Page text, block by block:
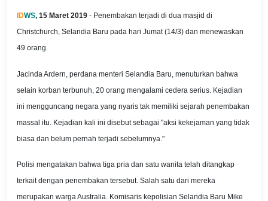
IDWS, 15 Maret 2019 - Penembakan terjadi di dua masjid di
Christchurch, Selandia Baru pada hari Jumat (14/3) dan menewaskan
49 orang.
Jacinda Ardern, perdana menteri Selandia Baru, menuturkan bahwa
selain korban terbunuh, 20 orang mengalami cedera serius. Kejadian
ini mengguncang negara yang nyaris tak memiliki sejarah penembakan
massal itu. Kejadian kali ini disebut sebagai "aksi kekejaman yang tidak
biasa dan belum pernah terjadi sebelumnya."
Polisi mengatakan bahwa tiga pria dan satu wanita telah ditangkap
terkait dengan penembakan tersebut. Salah satu dari mereka
merupakan warga Australia. Komisaris kepolisian Selandia Baru Mike